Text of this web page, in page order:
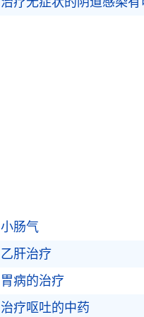
小肠气
乙肝治疗
胃病的治疗
治疗呕吐的中药